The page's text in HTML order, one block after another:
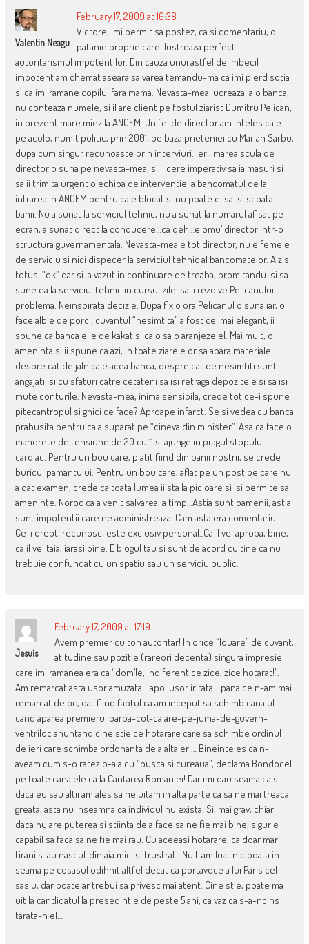
Valentin Neagu
February 17, 2009 at 16:38
Victore, imi permit sa postez, ca si comentariu, o
patanie proprie care ilustreaza perfect
autoritarismul impotentilor. Din cauza unui astfel de imbecil
impotent am chemat aseara salvarea temandu-ma ca imi pierd sotia
si ca imi ramane copilul fara mama. Nevasta-mea lucreaza la o banca,
nu conteaza numele, si il are client pe fostul ziarist Dumitru Pelican,
in prezent mare miez la ANOFM. Un fel de director am inteles ca e
pe acolo, numit politic, prin 2001, pe baza prieteniei cu Marian Sarbu,
dupa cum singur recunoaste prin interviuri. Ieri, marea scula de
director o suna pe nevasta-mea, si ii cere imperativ sa ia masuri si
sa ii trimita urgent o echipa de interventie la bancomatul de la
intrarea in ANOFM pentru ca e blocat si nu poate el sa-si scoata
banii. Nu a sunat la serviciul tehnic, nu a sunat la numarul afisat pe
ecran, a sunat direct la conducere…ca deh…e omu’ director intr-o
structura guvernamentala. Nevasta-mea e tot director, nu e femeie
de serviciu si nici dispecer la serviciul tehnic al bancomatelor. A zis
totusi “ok” dar si-a vazut in continuare de treaba, promitandu-si sa
sune ea la serviciul tehnic in cursul zilei sa-i rezolve Pelicanului
problema. Neinspirata decizie. Dupa fix o ora Pelicanul o suna iar, o
face albie de porci, cuvantul “nesimtita” a fost cel mai elegant, ii
spune ca banca ei e de kakat si ca o sa o aranjeze el. Mai mult, o
ameninta si ii spune ca azi, in toate ziarele or sa apara materiale
despre cat de jalnica e acea banca, despre cat de nesimtiti sunt
angajatii si cu sfaturi catre cetateni sa isi retraga depozitele si sa isi
mute conturile. Nevasta-mea, inima sensibila, crede tot ce-i spune
pitecantropul si ghici ce face? Aproape infarct. Se si vedea cu banca
prabusita pentru ca a suparat pe “cineva din minister”. Asa ca face o
mandrete de tensiune de 20 cu 11 si ajunge in pragul stopului
cardiac. Pentru un bou care, platit fiind din banii nostrii, se crede
buricul pamantului. Pentru un bou care, aflat pe un post pe care nu
a dat examen, crede ca toata lumea ii sta la picioare si isi permite sa
ameninte. Noroc ca a venit salvarea la timp…Astia sunt oamenii, astia
sunt impotentii care ne administreaza..Cam asta era comentariul.
Ce-i drept, recunosc, este exclusiv personal..Ca-l vei aproba, bine,
ca il vei taia, iarasi bine. E blogul tau si sunt de acord cu tine ca nu
trebuie confundat cu un spatiu sau un serviciu public.
Jesuis
February 17, 2009 at 17:19
Avem premier cu ton autoritar! In orice “louare” de cuvant,
atitudine sau pozitie (rareori decenta) singura impresie
care imi ramanea era ca “dom’le, indiferent ce zice, zice hotarat!”.
Am remarcat asta usor amuzata… apoi usor iritata… pana ce n-am mai
remarcat deloc, dat fiind faptul ca am inceput sa schimb canalul
cand aparea premierul barba-cot-calare-pe-juma-de-guvern-
ventriloc anuntand cine stie ce hotarare care sa schimbe ordinul
de ieri care schimba ordonanta de alaltaieri… Bineinteles ca n-
aveam cum s-o ratez p-aia cu “pusca si cureaua”, declama Bondocel
pe toate canalele ca la Cantarea Romaniei! Dar imi dau seama ca si
daca eu sau altii am ales sa ne uitam in alta parte ca sa ne mai treaca
greata, asta nu inseamna ca individul nu exista. Si, mai grav, chiar
daca nu are puterea si stiinta de a face sa ne fie mai bine, sigur e
capabil sa faca sa ne fie mai rau. Cu aceeasi hotarare, ca doar marii
tirani s-au nascut din aia mici si frustrati. Nu l-am luat niciodata in
seama pe cosasul odihnit altfel decat ca portavoce a lui Paris cel
sasiu, dar poate ar trebui sa privesc mai atent. Cine stie, poate ma
uit la candidatul la presedintie de peste 5 ani, ca vaz ca s-a-ncins
tarata-n el…